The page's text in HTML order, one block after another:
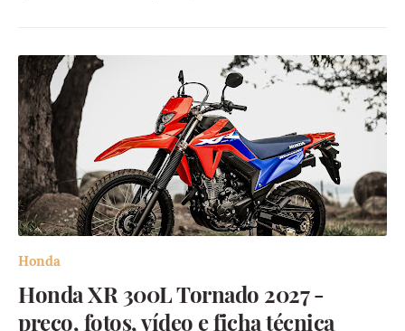
Honda
Honda XR 300L Tornado 2027 -
preço, fotos, vídeo e ficha técnica